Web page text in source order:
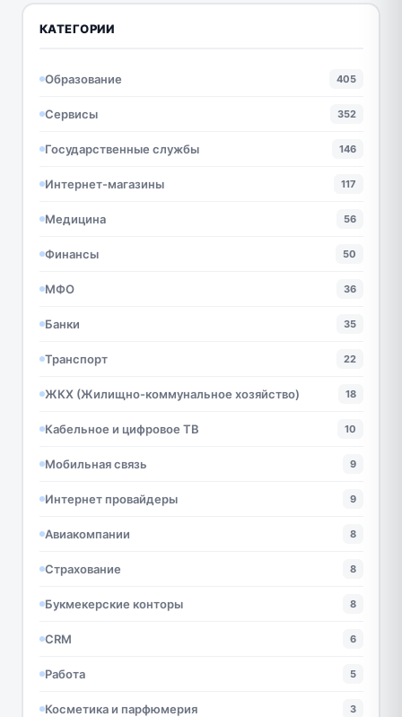
КАТЕГОРИИ
Образование 405
Сервисы 352
Государственные службы 146
Интернет-магазины 117
Медицина 56
Финансы 50
МФО 36
Банки 35
Транспорт 22
ЖКХ (Жилищно-коммунальное хозяйство) 18
Кабельное и цифровое ТВ 10
Мобильная связь 9
Интернет провайдеры 9
Авиакомпании 8
Страхование 8
Букмекерские конторы 8
CRM 6
Работа 5
Косметика и парфюмерия 3